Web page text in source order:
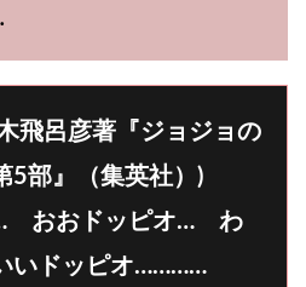
飛呂彦著『ジョジョの
5部』（集英社）)
… おおドッピオ… わ
いドッピオ…………